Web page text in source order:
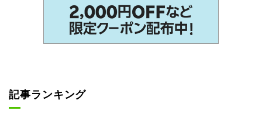
記事ランキング